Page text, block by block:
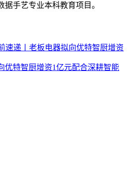
手艺专业本科教育项目。
速递丨老板电器拟向优特智厨增资
优特智厨增资1亿元配合深耕智能